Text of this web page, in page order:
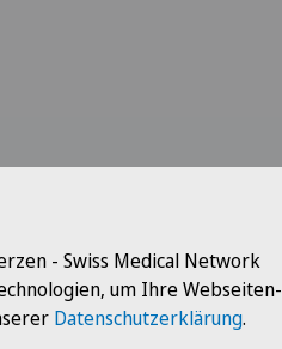
- Swiss Medical Network
um Ihre Webseiten-
Datenschutzerklärung.